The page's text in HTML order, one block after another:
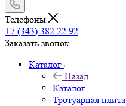
Телефоны
+7 (343) 382 22 92
Заказать звонок
Каталог
Назад
Каталог
Тротуарная плита